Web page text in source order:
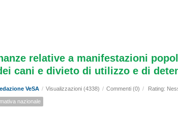
relative a manifestazioni
cani e divieto di utilizzo e di
VeSA / Visualizzazioni (4338) / Commenti (0) / Rating:
nazionale